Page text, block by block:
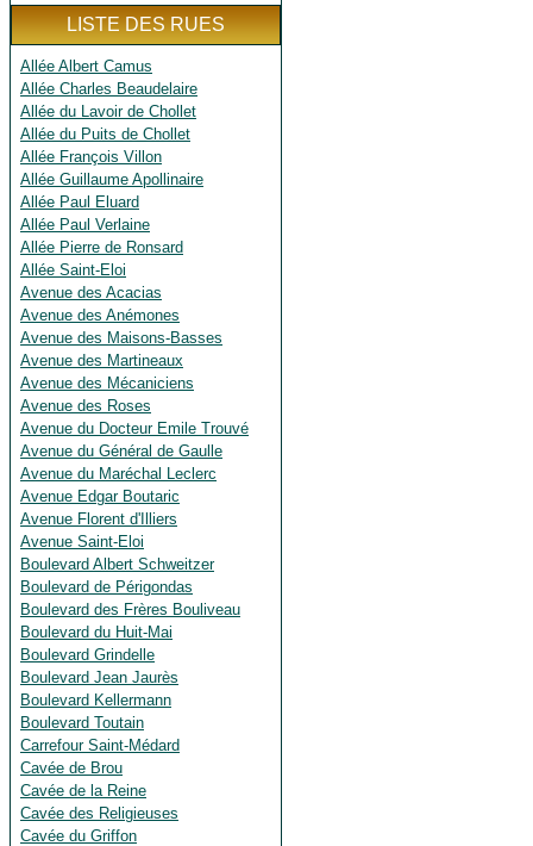
LISTE DES RUES
Allée Albert Camus
Allée Charles Beaudelaire
Allée du Lavoir de Chollet
Allée du Puits de Chollet
Allée François Villon
Allée Guillaume Apollinaire
Allée Paul Eluard
Allée Paul Verlaine
Allée Pierre de Ronsard
Allée Saint-Eloi
Avenue des Acacias
Avenue des Anémones
Avenue des Maisons-Basses
Avenue des Martineaux
Avenue des Mécaniciens
Avenue des Roses
Avenue du Docteur Emile Trouvé
Avenue du Général de Gaulle
Avenue du Maréchal Leclerc
Avenue Edgar Boutaric
Avenue Florent d'Illiers
Avenue Saint-Eloi
Boulevard Albert Schweitzer
Boulevard de Périgondas
Boulevard des Frères Bouliveau
Boulevard du Huit-Mai
Boulevard Grindelle
Boulevard Jean Jaurès
Boulevard Kellermann
Boulevard Toutain
Carrefour Saint-Médard
Cavée de Brou
Cavée de la Reine
Cavée des Religieuses
Cavée du Griffon